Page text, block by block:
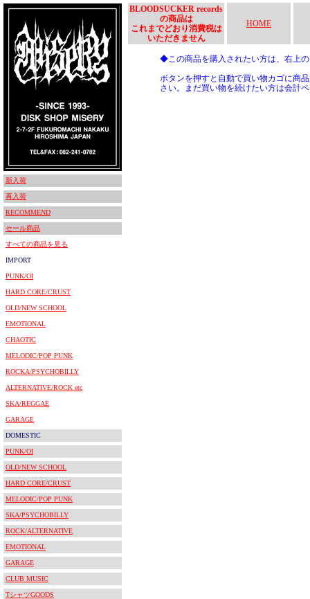
新入荷
再入荷
RECOMMEND
セール商品
すべての商品を見る
IMPORT
PUNK/OI
HARD CORE/CRUST
OLD/NEW SCHOOL
EMOTIONAL
CHAOTIC
MELODIC/POP PUNK
ROCKA/PSYCHOBILLY
ALTERNATIVE/ROCK etc
SKA/REGGAE
GARAGE
DOMESTIC
PUNK/OI
OLD/NEW SCHOOL
HARD CORE/CRUST
MELODIC/POP PUNK
SKA/PSYCHOBILLY
ROCK/ALTERNATIVE
EMOTIONAL
GARAGE
CLUB MUSIC
TシャツGOODS
BLOODSUCKER records
の商品は
これまでどおり消費税は
いただきません
HOME
◆この商品を購入されたい方は、右上
ボタンを押すと自動で買い物カゴに商
さい。まだ買い物を続けたい方は会計